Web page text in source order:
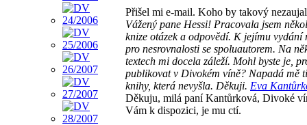
Přišel mi e-mail. Koho by takový
Vážený pane Hessi! Pracovala jsem
knize otázek a odpovědí. K jejímu vydání
pro nesrovnalosti se spoluautorem. Na
textech mi docela záleží. Mohl byste je,
publikovat v Divokém víně? Napadá mě
knihy, která nevyšla. Děkuji. Eva
Děkuju, milá paní Kantůrková, Divoké
Vám k dispozici, je mu ctí.